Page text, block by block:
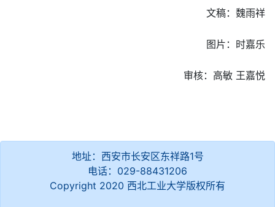
文稿：魏雨祥
图片：时嘉乐
审核：高敏 王嘉悦
地址：西安市长安区东祥路1号
电话：029-88431206
Copyright 2020 西北工业大学版权所有